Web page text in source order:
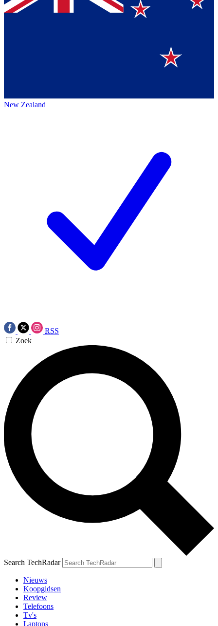
New Zealand
RSS
Zoek
Search TechRadar
Nieuws
Koopgidsen
Review
Telefoons
Tv's
Laptops